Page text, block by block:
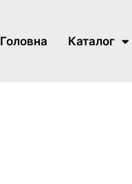
Головна Каталог